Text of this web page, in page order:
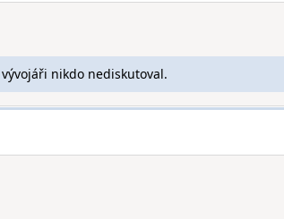
nikdo nediskutoval.